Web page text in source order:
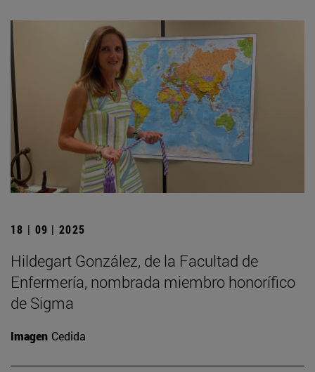
18 | 09 | 2025
Hildegart González, de la Facultad de
Enfermería, nombrada miembro honorífico
de Sigma
Imagen Cedida